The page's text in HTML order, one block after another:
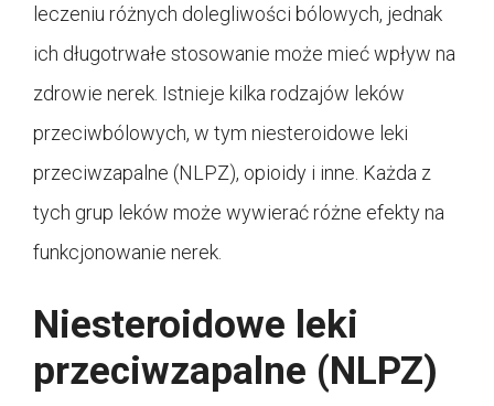
leczeniu różnych dolegliwości bólowych, jednak
ich długotrwałe stosowanie może mieć wpływ na
zdrowie nerek. Istnieje kilka rodzajów leków
przeciwbólowych, w tym niesteroidowe leki
przeciwzapalne (NLPZ), opioidy i inne. Każda z
tych grup leków może wywierać różne efekty na
funkcjonowanie nerek.
Niesteroidowe leki
przeciwzapalne (NLPZ)